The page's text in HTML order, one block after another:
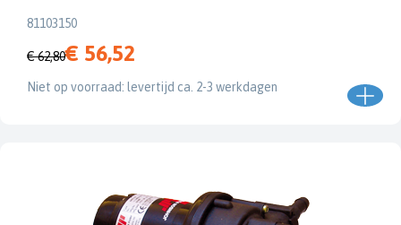
81103150
€ 62,80€ 56,52
Niet op voorraad: levertijd ca. 2-3 werkdagen